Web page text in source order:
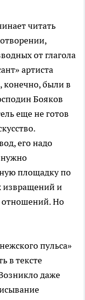
читать
от глагола
артиста
были в
Бояков
еще не готов
его надо
нужно
площадку по
извращений и
отношений. Но
пульса»
в тексте
даже